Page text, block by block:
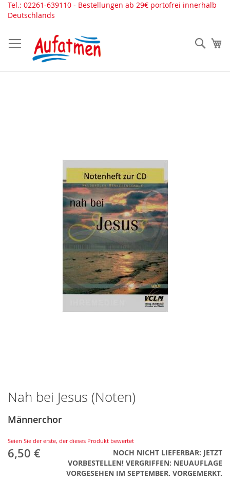
Direkt
zum
Tel.: 02261-639110 - Bestellungen ab 29€ portofrei innerhalb
Deutschlands
Nah bei Jesus (Noten)
Männerchor
Seien Sie der erste, der dieses Produkt bewertet
6,50 €
NOCH NICHT LIEFERBAR: JETZT
VORBESTELLEN! VERGRIFFEN: NEUAUFLAGE
VORGESEHEN IM SEPTEMBER. VORGEMERKT.
Zum
Anfang
der
Bildergalerie